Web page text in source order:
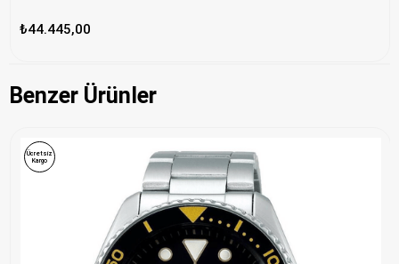
₺44.445,00
Benzer Ürünler
Ücretsiz
Kargo